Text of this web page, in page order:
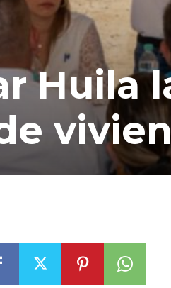
Huila